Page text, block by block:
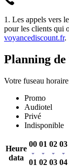
1. Les appels vers
pour les clients qui
voyancediscount.fr.
Planning
Votre fuseau
Promo
Audiotel
Privé
Indisponible
Heure
data
00
01
01
02
02
03
03
04